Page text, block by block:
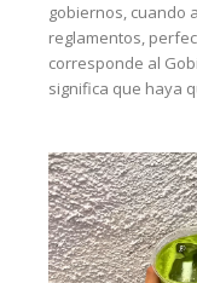
gobiernos, cuando
reglamentos,
corresponde al
significa que haya